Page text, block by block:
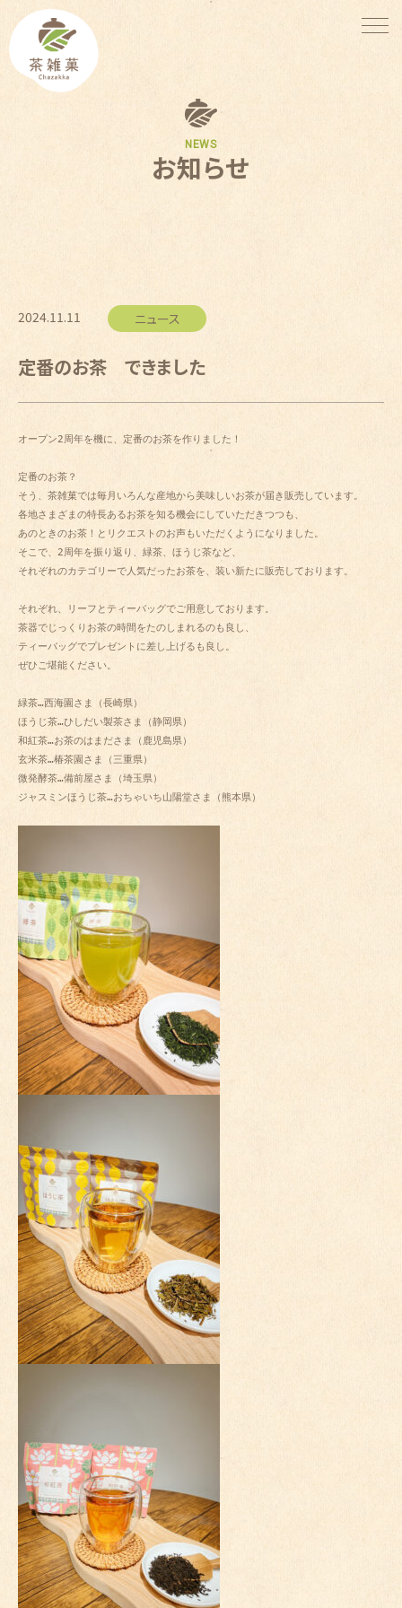
NEWS
お知らせ
2024.11.11 ニュース
定番のお茶 できました
オープン2周年を機に、定番のお茶を作りました！
定番のお茶？
そう、茶雑菓では毎月いろんな産地から美味しいお茶が届き販売しています。
各地さまざまの特長あるお茶を知る機会にしていただきつつも、
あのときのお茶！とリクエストのお声もいただくようになりました。
そこで、2周年を振り返り、緑茶、ほうじ茶など、
それぞれのカテゴリーで人気だったお茶を、装い新たに販売しております。
それぞれ、リーフとティーバッグでご用意しております。
茶器でじっくりお茶の時間をたのしまれるのも良し、
ティーバッグでプレゼントに差し上げるも良し。
ぜひご堪能ください。
緑茶…西海園さま（長崎県）
ほうじ茶…ひしだい製茶さま（静岡県）
和紅茶…お茶のはまださま（鹿児島県）
玄米茶…椿茶園さま（三重県）
微発酵茶…備前屋さま（埼玉県）
ジャスミンほうじ茶…おちゃいち山陽堂さま（熊本県）